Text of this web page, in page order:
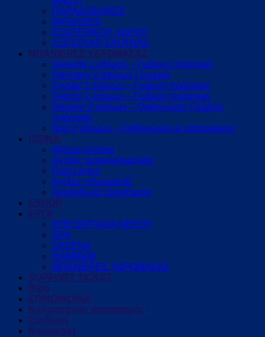
ΠΑΡΑΔΟΣΙΑΚΕΣ
INFRARED
ΕΞΩΤΕΡΙΚΟΥ ΧΩΡΟΥ
ΑΞΕΣΟΥΑΡ ΣΑΟΥΝΑΣ
ΜΠΑΝΙΕΡΕΣ ΥΔΡΟΜΑΣΑΖ
Serenity 1 ατόμου – Γυάλινη πρόσοψη
Harmony 2 ατόμων Γωνιακή
Crystal 2 ατόμων – Γυάλινη πρόσοψη
Felicity 2 ατόμων – Γυάλινη πρόσοψη
Heaven 2 ατόμων – Ορθογώνια -Γυάλινη
πρόσοψη
Noir 2 ατόμων – Ορθογώνια με καταρράκτες
ΠΙΣΙΝΑ
Φίλτρα πισίνας
Αντλίες ανακυκλοφορίας
Pool Liners
Αντλίες υδρομασάζ
Ανοξείδωτα εξαρτήματα
ESHOP
ΕΡΓΑ
ΕΠΕΞΕΡΓΑΣΙΑ ΝΕΡΟΥ
SPA
ΣΑΟΥΝΑ
HAMMAM
ΜΠΑΝΙΕΡΕΣ ΥΔΡΟΜΑΣΑΖ
SUPPORT TICKET
Blog
ΕΠΙΚΟΙΝΩΝΙΑ
Καλοκαιρινές προσφορές
Σύνδεση
Newsletter